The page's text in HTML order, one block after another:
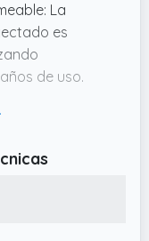
La
es
de uso.
limpio,
lo que
y
de vidrio,